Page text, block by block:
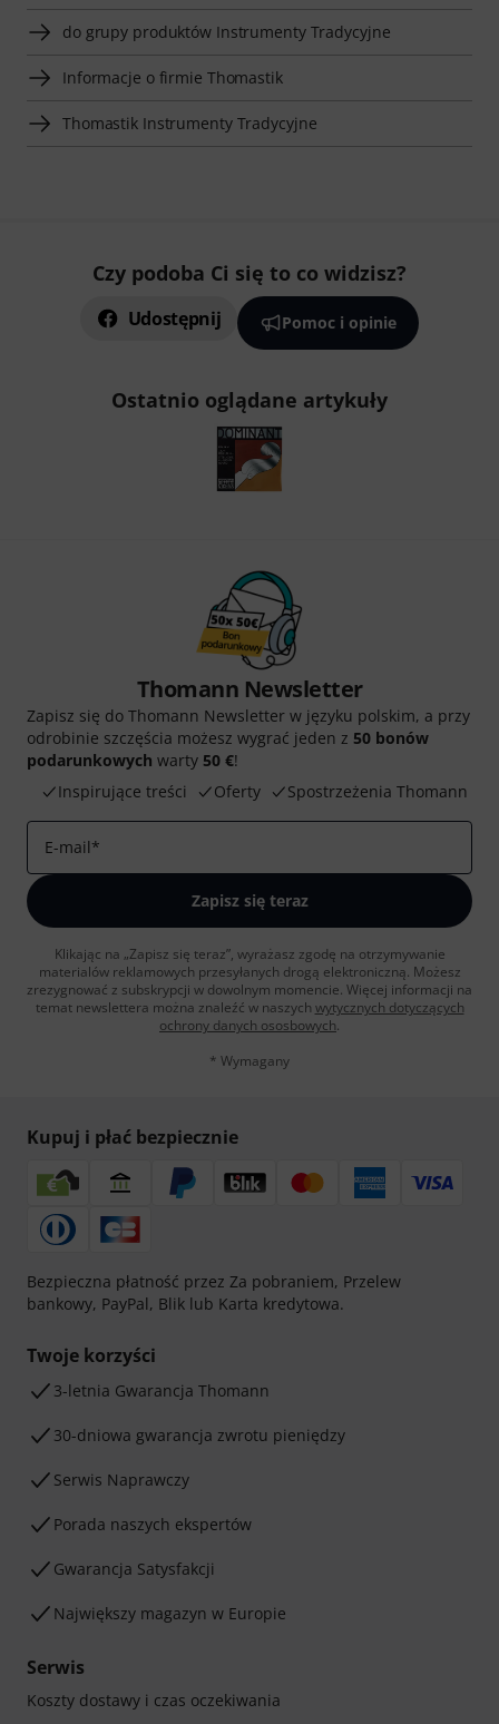
do grupy produktów Instrumenty Tradycyjne
Informacje o firmie Thomastik
Thomastik Instrumenty Tradycyjne
Czy podoba Ci się to co widzisz?
Udostępnij Pomoc i opinie
Ostatnio oglądane artykuły
Thomann Newsletter
Zapisz się do Thomann Newsletter w języku polskim, a przy
odrobinie szczęścia możesz wygrać jeden z 50 bonów
podarunkowych warty 50 €!
Inspirujące treści
Oferty Spostrzeżenia Thomann
E-mail*
Zapisz się teraz
Klikając na „Zapisz się teraz”, wyrażasz zgodę na otrzymywanie
materialów reklamowych przesyłanych drogą elektroniczną. Możesz
zrezygnować z subskrypcji w dowolnym momencie. Więcej informacji na
temat newslettera można znaleźć w naszych wytycznych dotyczących
ochrony danych ososbowych.
* Wymagany
Kupuj i płać bezpiecznie
Bezpieczna płatność przez Za pobraniem, Przelew
bankowy, PayPal, Blik lub Karta kredytowa.
Twoje korzyści
3-letnia Gwarancja Thomann
30-dniowa gwarancja zwrotu pieniędzy
Serwis Naprawczy
Porada naszych ekspertów
Gwarancja Satysfakcji
Największy magazyn w Europie
Serwis
Koszty dostawy i czas oczekiwania